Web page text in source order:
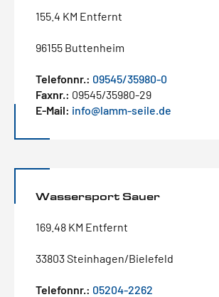
155.4 KM Entfernt
96155 Buttenheim
Telefonnr.: 09545/35980-0
Faxnr.: 09545/35980-29
E-Mail: info@lamm-seile.de
Wassersport Sauer
169.48 KM Entfernt
33803 Steinhagen/Bielefeld
Telefonnr.: 05204-2262